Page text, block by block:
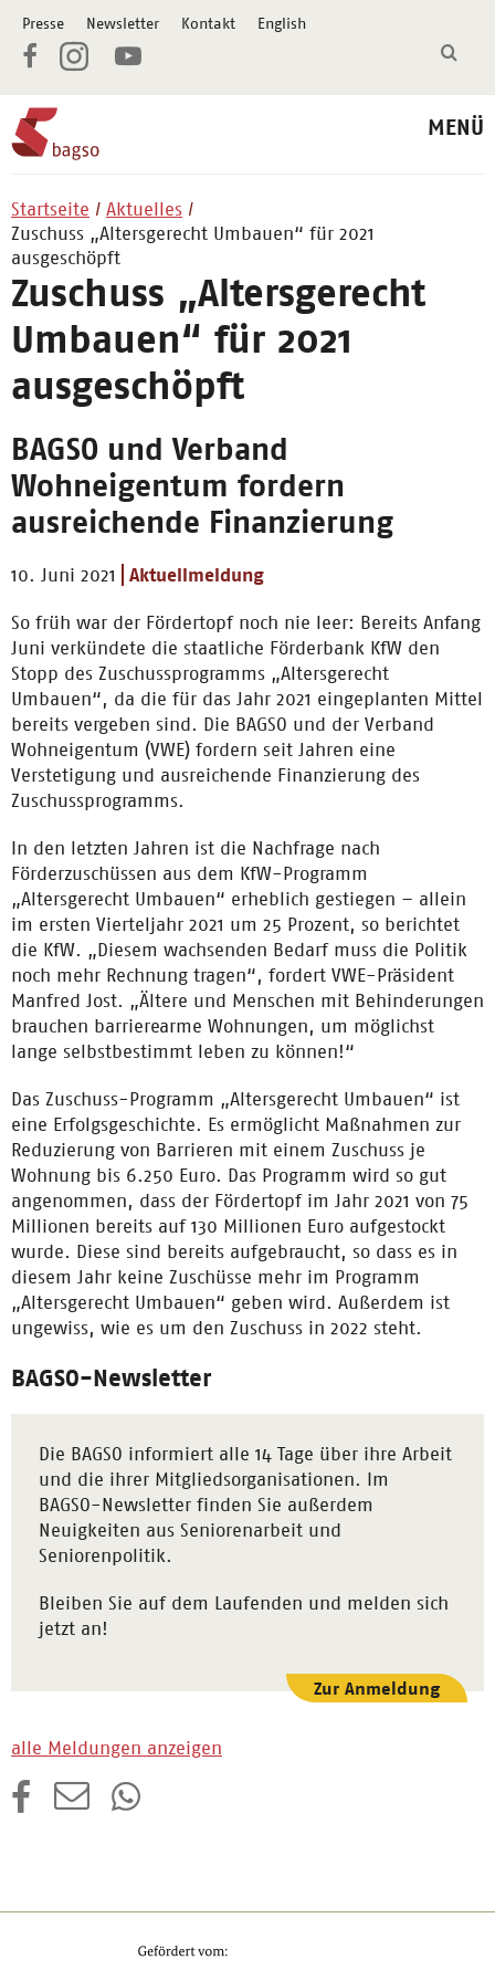
Presse Newsletter Kontakt English
MENÜ
Startseite
Aktuelles
Zuschuss „Altersgerecht Umbauen“ für 2021
ausgeschöpft
Zuschuss „Altersgerecht
Umbauen“ für 2021
ausgeschöpft
BAGSO und Verband
Wohneigentum fordern
ausreichende Finanzierung
10. Juni 2021 Aktuellmeldung
So früh war der Fördertopf noch nie leer: Bereits Anfang
Juni verkündete die staatliche Förderbank KfW den
Stopp des Zuschussprogramms „Altersgerecht
Umbauen“, da die für das Jahr 2021 eingeplanten Mittel
bereits vergeben sind. Die BAGSO und der Verband
Wohneigentum (VWE) fordern seit Jahren eine
Verstetigung und ausreichende Finanzierung des
Zuschussprogramms.
In den letzten Jahren ist die Nachfrage nach
Förderzuschüssen aus dem KfW-Programm
„Altersgerecht Umbauen“ erheblich gestiegen – allein
im ersten Vierteljahr 2021 um 25 Prozent, so berichtet
die KfW. „Diesem wachsenden Bedarf muss die Politik
noch mehr Rechnung tragen“, fordert VWE-Präsident
Manfred Jost. „Ältere und Menschen mit Behinderungen
brauchen barrierearme Wohnungen, um möglichst
lange selbstbestimmt leben zu können!“
Das Zuschuss-Programm „Altersgerecht Umbauen“ ist
eine Erfolgsgeschichte. Es ermöglicht Maßnahmen zur
Reduzierung von Barrieren mit einem Zuschuss je
Wohnung bis 6.250 Euro. Das Programm wird so gut
angenommen, dass der Fördertopf im Jahr 2021 von 75
Millionen bereits auf 130 Millionen Euro aufgestockt
wurde. Diese sind bereits aufgebraucht, so dass es in
diesem Jahr keine Zuschüsse mehr im Programm
„Altersgerecht Umbauen“ geben wird. Außerdem ist
ungewiss, wie es um den Zuschuss in 2022 steht.
BAGSO-Newsletter
Die BAGSO informiert alle 14 Tage über ihre Arbeit
und die ihrer Mitgliedsorganisationen. Im
BAGSO-Newsletter finden Sie außerdem
Neuigkeiten aus Seniorenarbeit und
Seniorenpolitik.
Bleiben Sie auf dem Laufenden und melden sich
jetzt an!
Zur Anmeldung
alle Meldungen anzeigen